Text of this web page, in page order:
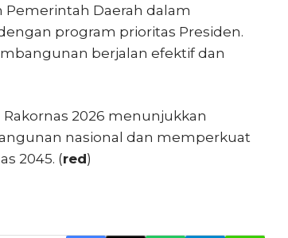
Pemerintah Daerah dalam
program prioritas Presiden.
berjalan efektif dan
2026 menunjukkan
nasional dan memperkuat
2045. (red)